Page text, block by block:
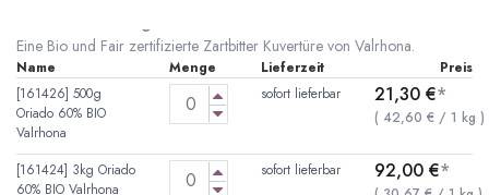
Eine Bio und Fair zertifizierte Zartbitter Kuvertüre von Valrhona.
Name Menge Lieferzeit
Preis
[161426] 500g
Oriado 60% BIO
Valrhona
sofort lieferbar 21,30 €*
( 42,60 € /1 kg )
[161424] 3kg Oriado
60% BIO Valrhona
sofort lieferbar 92,00 €*